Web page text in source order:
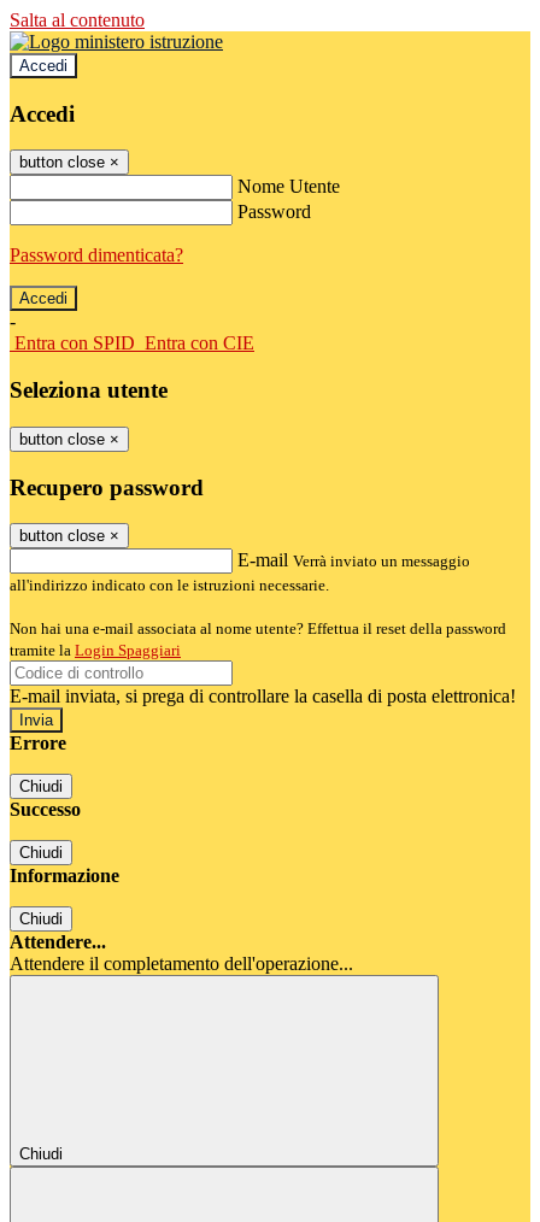
Salta al contenuto
Accedi
Accedi
button close ×
Nome Utente
Password
Password dimenticata?
-
Entra con SPID Entra con CIE
Seleziona utente
button close ×
Recupero password
button close ×
E-mail Verrà inviato un messaggio
all'indirizzo indicato con le istruzioni necessarie.
Non hai una e-mail associata al nome utente? Effettua il reset della password
tramite la Login Spaggiari
E-mail inviata, si prega di controllare la casella di posta elettronica!
Errore
Chiudi
Successo
Chiudi
Informazione
Chiudi
Attendere...
Attendere il completamento dell'operazione...
Chiudi